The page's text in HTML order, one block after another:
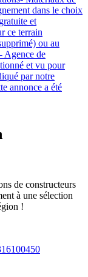
dans le choix
et
ce terrain
ou au
Agence de
et vu pour
par notre
annonce a été
de constructeurs
à une sélection
!